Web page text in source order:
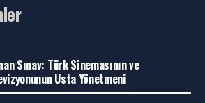
Sınav: Türk Sinemasının ve
Usta Yönetmeni